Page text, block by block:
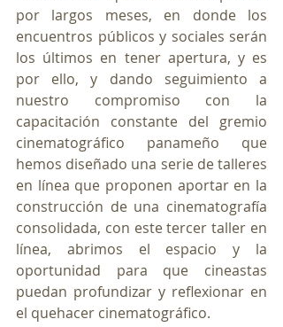
por largos meses, en donde los
encuentros públicos y sociales serán
los últimos en tener apertura, y es
por ello, y dando seguimiento a
nuestro compromiso con la
capacitación constante del gremio
cinematográfico panameño que
hemos diseñado una serie de talleres
en línea que proponen aportar en la
construcción de una cinematografía
consolidada, con este tercer taller en
línea, abrimos el espacio y la
oportunidad para que cineastas
puedan profundizar y reflexionar en
el quehacer cinematográfico.